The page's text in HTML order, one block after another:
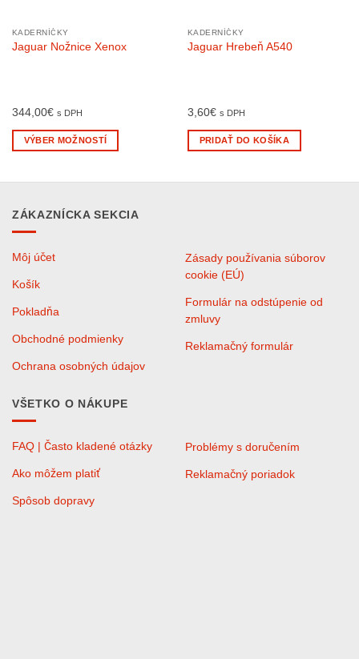
KADERNÍČKY
Jaguar Nožnice Xenox
344,00€ s DPH
VÝBER MOŽNOSTÍ
viacero
si
na
produktu.
KADERNÍČKY
Jaguar Hrebeň A540
3,60€ s DPH
PRIDAŤ DO KOŠÍKA
ZÁKAZNÍCKA SEKCIA
Môj účet
Košík
Pokladňa
Obchodné podmienky
Ochrana osobných údajov
Zásady používania súborov
cookie (EÚ)
Formulár na odstúpenie od
zmluvy
Reklamačný formulár
VŠETKO O NÁKUPE
FAQ | Často kladené otázky
Ako môžem platiť
Spôsob dopravy
Problémy s doručením
Reklamačný poriadok